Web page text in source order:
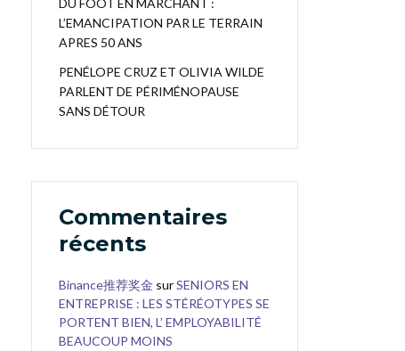
DU FOOT EN MARCHANT :
L’EMANCIPATION PAR LE TERRAIN
APRES 50 ANS
PENÉLOPE CRUZ ET OLIVIA WILDE
PARLENT DE PÉRIMÉNOPAUSE
SANS DÉTOUR
Commentaires
récents
Binance推荐奖金 surSENIORS EN
ENTREPRISE : LES STÉRÉOTYPES SE
PORTENT BIEN, L’ EMPLOYABILITÉ
BEAUCOUP MOINS